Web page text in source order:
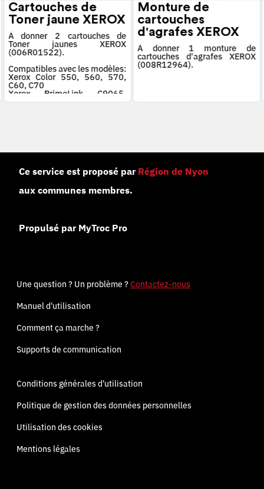
Cartouches de
Toner jaune XEROX
À donner 2 cartouches de
Toner jaunes XEROX
(006R01522).
Compatibles avec les modèles:
Xerox Color 550, 560, 570,
C60, C70
Xerox PrimeLink C9065,
C9070
Monture de
cartouches
d'agrafes XEROX
À donner 1 monture de
cartouches d'agrafes XEROX
(008R12964).
Ce service est proposé par Région de Nyon
aux communes membres.
Propulsé par MyTroc Pro
Une question ? Un problème ?Contactez-nous
Manuel d'utilisation
Comment ça marche ?
Supports de communication
Conditions générales d'utilisation
Politique de gestion des données personnelles
Utilisation des cookies
Mentions légales